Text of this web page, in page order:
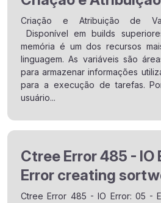
Criação e Atribuição de
Disponível em builds
memória é um dos recursos
linguagem. As variáveis são
para armazenar informações
para a execução de tarefas.
usuário...
Ctree Error 485 - IO
Error creating
Ctree Error 485 - IO Error: 05 -